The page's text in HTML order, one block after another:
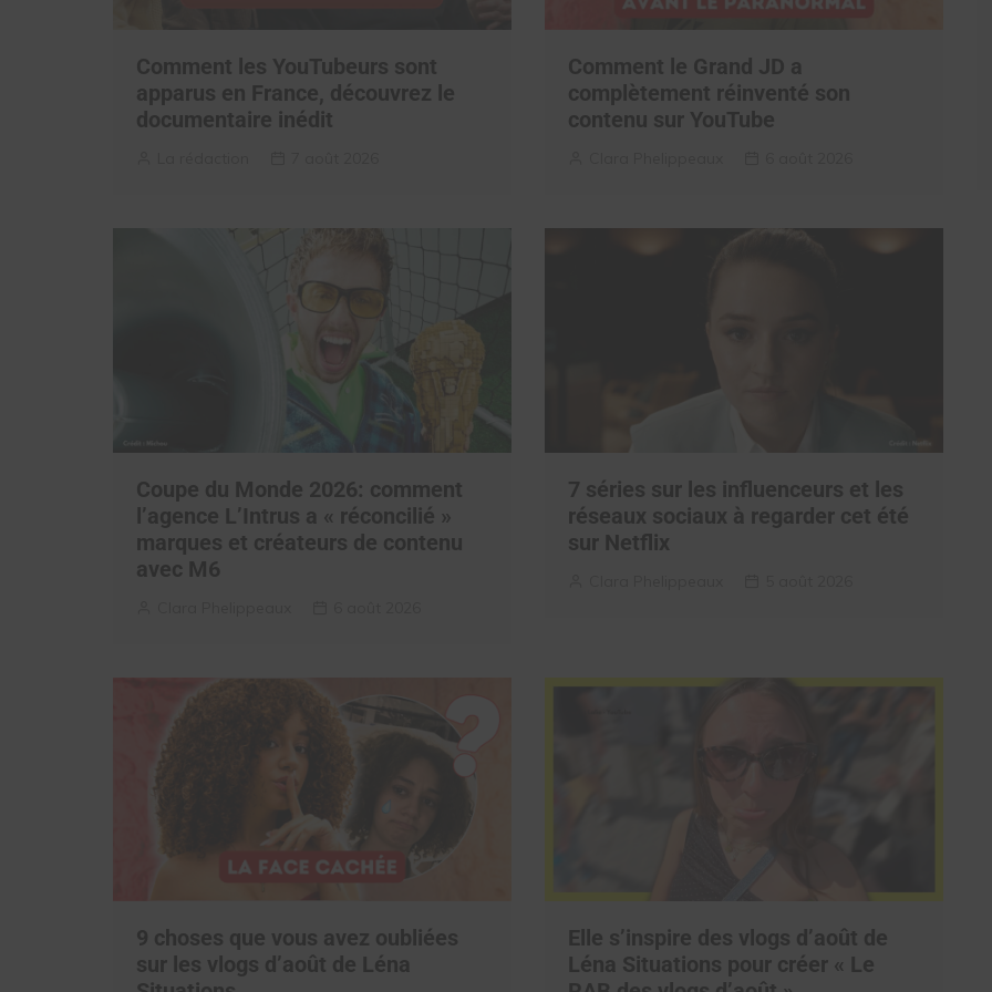
Comment les YouTubeurs sont
apparus en France, découvrez le
documentaire inédit
Comment le Grand JD a
complètement réinventé son
contenu sur YouTube
Coupe du Monde 2026: comment
l’agence L’Intrus a « réconcilié »
marques et créateurs de contenu
avec M6
7 séries sur les influenceurs et les
réseaux sociaux à regarder cet été
sur Netflix
9 choses que vous avez oubliées
sur les vlogs d’août de Léna
Elle s’inspire des vlogs d’août de
Léna Situations pour créer « Le